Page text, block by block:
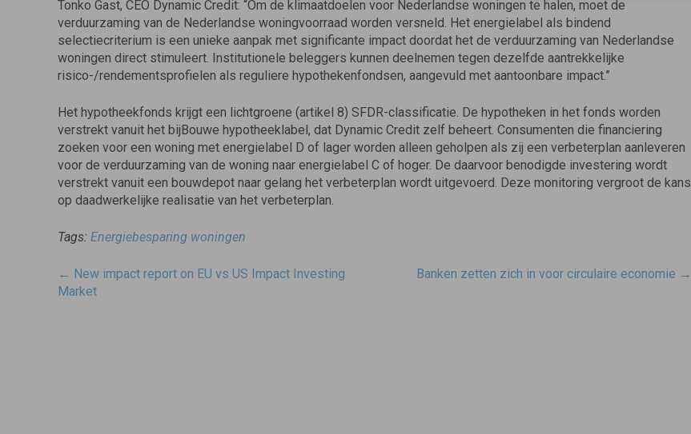
Tonko Gast, CEO Dynamic Credit: “Om de klimaatdoelen voor Nederlandse woningen te halen, moet de
verduurzaming van de Nederlandse woningvoorraad worden versneld. Het energielabel als bindend
selectiecriterium is een unieke aanpak met significante impact doordat het de verduurzaming van Nederlandse
woningen direct stimuleert. Institutionele beleggers kunnen deelnemen tegen dezelfde aantrekkelijke
risico-/rendementsprofielen als reguliere hypothekenfondsen, aangevuld met aantoonbare impact.”
Het hypotheekfonds krijgt een lichtgroene (artikel 8) SFDR-classificatie. De hypotheken in het fonds worden
verstrekt vanuit het bijBouwe hypotheeklabel, dat Dynamic Credit zelf beheert. Consumenten die financiering
zoeken voor een woning met energielabel D of lager worden alleen geholpen als zij een verbeterplan aanleveren
voor de verduurzaming van de woning naar energielabel C of hoger. De daarvoor benodigde investering wordt
verstrekt vanuit een bouwdepot naar gelang het verbeterplan wordt uitgevoerd. Deze monitoring vergroot de kans
op daadwerkelijke realisatie van het verbeterplan.
Tags: Energiebesparing woningen
Post
navigatie
← New impact report on EU vs US Impact Investing
Market
Banken zetten zich in voor circulaire economie →